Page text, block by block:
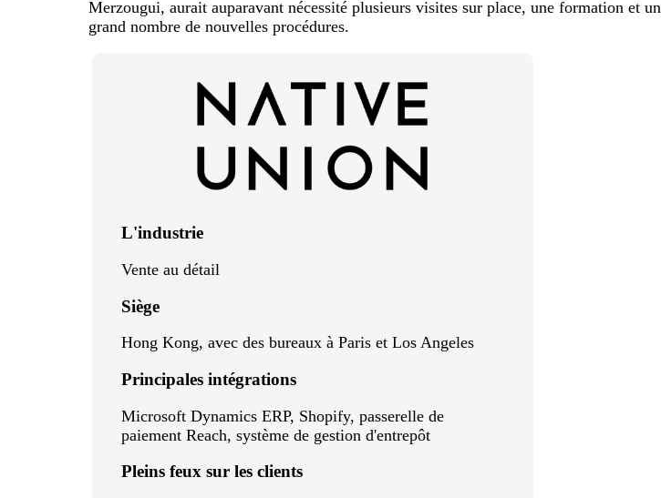
Merzougui, aurait auparavant nécessité plusieurs visites sur place, une formation et un
grand nombre de nouvelles procédures.
L'industrie
Vente au détail
Siège
Hong Kong, avec des bureaux à Paris et Los Angeles
Principales intégrations
Microsoft Dynamics ERP, Shopify, passerelle de
paiement Reach, système de gestion d'entrepôt
Pleins feux sur les clients